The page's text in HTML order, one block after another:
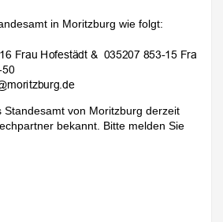
in Moritzburg wie folgt:
Standesamt von Moritzburg derzeit
bekannt. Bitte melden Sie